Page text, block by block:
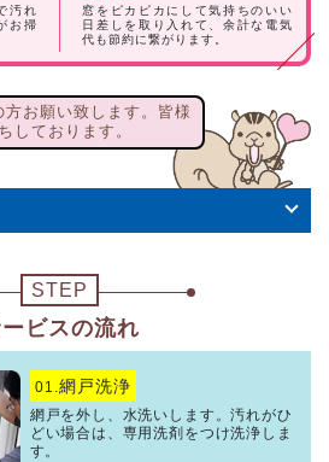
汚れ
お掃
窓をピカピカにして気持ちのいい
日差しを取り入れて、余計な電気
代も節約に繋がります。
お願い致します。皆様
しております。
STEP
ビスの流れ
01.網戸洗浄
網戸を外し、水洗いします。汚れがひ
どい場合は、専用洗剤をつけ洗浄しま
す。